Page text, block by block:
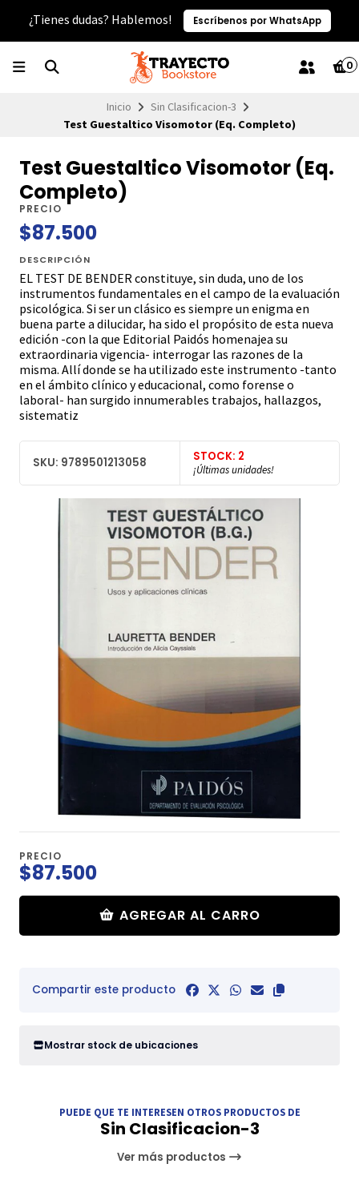
¿Tienes dudas? Hablemos! Escríbenos por WhatsApp
0
Inicio
Sin Clasificacion-3
Test Guestaltico Visomotor (Eq. Completo)
Test Guestaltico Visomotor (Eq.
Completo)
PRECIO
$87.500
DESCRIPCIÓN
EL TEST DE BENDER constituye, sin duda, uno de los
instrumentos fundamentales en el campo de la evaluación
psicológica. Si ser un clásico es siempre un enigma en
buena parte a dilucidar, ha sido el propósito de esta nueva
edición -con la que Editorial Paidós homenajea su
extraordinaria vigencia- interrogar las razones de la
misma. Allí donde se ha utilizado este instrumento -tanto
en el ámbito clínico y educacional, como forense o
laboral- han surgido innumerables trabajos, hallazgos,
sistematiz
SKU: 9789501213058 STOCK: 2
¡Últimas unidades!
PRECIO
$87.500
AGREGAR AL CARRO
Compartir este producto
Mostrar stock de ubicaciones
PUEDE QUE TE INTERESEN OTROS PRODUCTOS DE
Sin Clasificacion-3
Ver más productos